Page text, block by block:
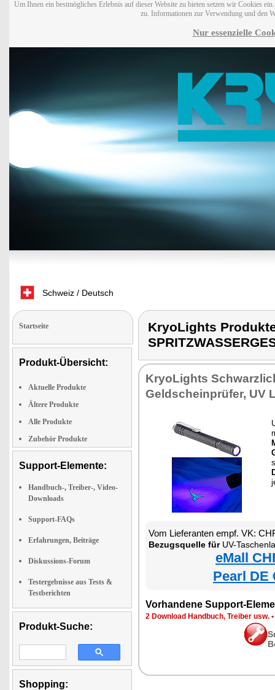
Um Ihnen ein bestmögliches Erlebnis auf dieser Website zu bieten setzen wir Cookies
zu. Informationen zur Verwendung und den
Nur essenzielle
Schweiz / Deutsch
Startseite
Produkt-Übersicht:
Aktuelle Produkte
Ältere Produkte
Alle Produkte
Zubehör Produkte
Support-Elemente:
Handbuch-, Treiber-, Video-
Downloads
Support-FAQs
Erfahrungen, Beiträge
Diskussions-Forum
Testergebnisse aus Tests &
Testberichten
Produkt-Suche:
Shopping:
KryoLights
KryoLights
Geldscheinprüfer, UV
Vom Lieferanten empf. VK:
Bezugsquelle fürUV-
eMall
Pearl DE
Vorhandene Support-
2 Download Handbuch, Treiber usw. •